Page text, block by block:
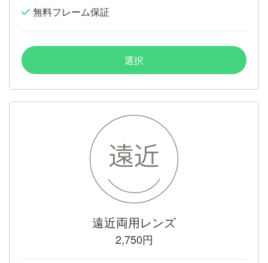
無料フレーム保証
選択
遠近両用レンズ
2,750円